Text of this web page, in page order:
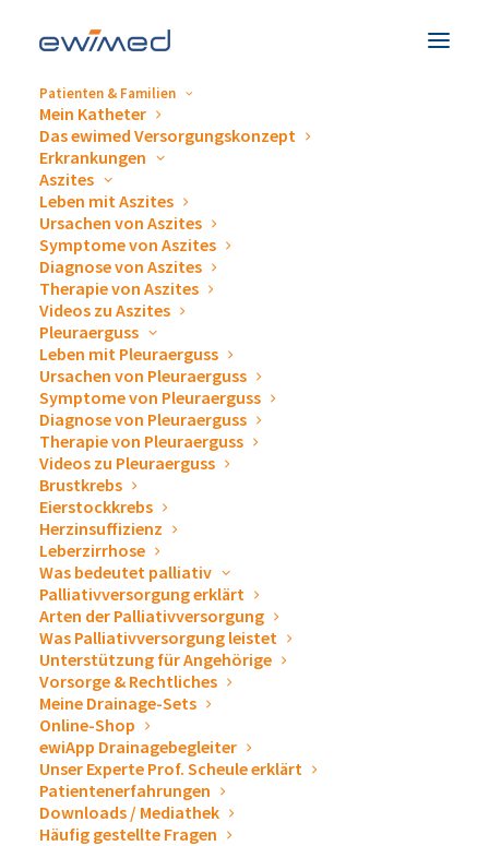
Patienten & Familien
Mein Katheter
Das ewimed Versorgungskonzept
Erkrankungen
Aszites
Leben mit Aszites
Ursachen von Aszites
Symptome von Aszites
Diagnose von Aszites
Therapie von Aszites
Videos zu Aszites
Pleuraerguss
Leben mit Pleuraerguss
Ursachen von Pleuraerguss
Symptome von Pleuraerguss
Diagnose von Pleuraerguss
Therapie von Pleuraerguss
Videos zu Pleuraerguss
Brustkrebs
Eierstockkrebs
Herzinsuffizienz
Leberzirrhose
Was bedeutet palliativ
Palliativversorgung erklärt
Arten der Palliativversorgung
Was Palliativversorgung leistet
Unterstützung für Angehörige
Vorsorge & Rechtliches
Meine Drainage-Sets
Online-Shop
ewiApp Drainagebegleiter
Unser Experte Prof. Scheule erklärt
Patientenerfahrungen
Downloads / Mediathek
Häufig gestellte Fragen
42 Veranstaltungen gefunden.